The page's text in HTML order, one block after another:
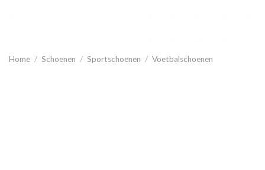
Home / Schoenen / Sportschoenen / Voetbalschoenen